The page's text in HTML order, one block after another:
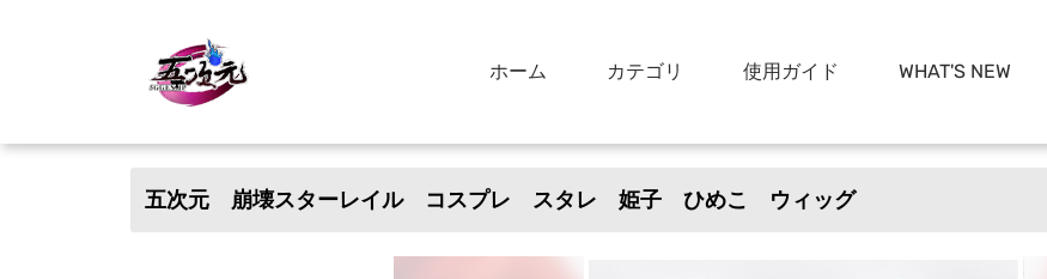
ホーム カテゴリ 使用ガイド WHAT'S NEW
五次元 崩壊スターレイル コスプレ スタレ 姫子 ひめこ ウィッグ